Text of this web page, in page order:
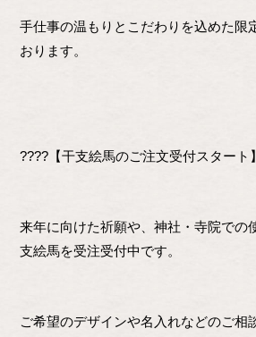
手仕事の温もりとこだわりを込めた限
おります。
????【干支絵馬のご注文受付スタート
来年に向けた祈願や、神社・寺院での
支絵馬を受注受付中です。
ご希望のデザインや名入れなどのご相